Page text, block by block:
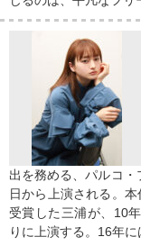
出を務める、パルコ
日から上演される。
受賞した三浦が、10
りに上演する。16年